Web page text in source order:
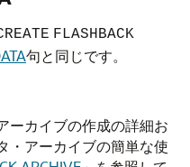
FLASHBACK
句と同じです。
ーカイブの作成の詳細お
・アーカイブの簡単な使